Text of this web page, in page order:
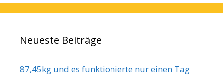
Neueste Beiträge
87,45kg und es funktionierte nur einen Tag